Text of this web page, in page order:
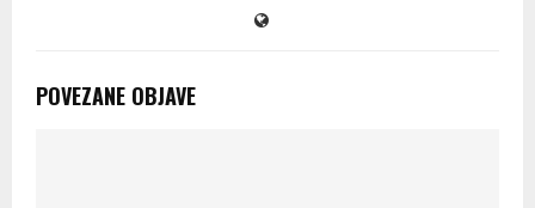
POVEZANE OBJAVE